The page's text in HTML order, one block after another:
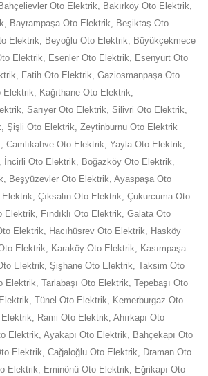
Oto Elektrik, Bakırköy Oto Elektrik,
Bayrampaşa Oto Elektrik, Beşiktaş Oto
Elektrik, Beyoğlu Oto Elektrik, Büyükçekmece
Elektrik, Esenler Oto Elektrik, Esenyurt Oto
Fatih Oto Elektrik, Gaziosmanpaşa Oto
Elektrik, Kağıthane Oto Elektrik,
Sarıyer Oto Elektrik, Silivri Oto Elektrik,
Şişli Oto Elektrik, Zeytinburnu Oto Elektrik
Camlıkahve Oto Elektrik, Yayla Oto Elektrik,
İncirli Oto Elektrik, Boğazköy Oto Elektrik,
Beşyüzevler Oto Elektrik, Ayaspaşa Oto
Çıksalın Oto Elektrik, Çukurcuma Oto
Elektrik, Fındıklı Oto Elektrik, Galata Oto
Elektrik, Hacıhüsrev Oto Elektrik, Hasköy
Elektrik, Karaköy Oto Elektrik, Kasımpaşa
Elektrik, Şişhane Oto Elektrik, Taksim Oto
Elektrik, Tarlabaşı Oto Elektrik, Tepebaşı Oto
Tünel Oto Elektrik, Kemerburgaz Oto
Rami Oto Elektrik, Ahırkapı Oto
Elektrik, Ayakapı Oto Elektrik, Bahçekapı Oto
Elektrik, Cağaloğlu Oto Elektrik, Draman Oto
Elektrik, Eminönü Oto Elektrik, Eğrikapı Oto